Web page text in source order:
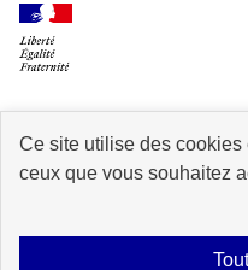
Ce site utilise des
ceux que vous souhaitez
info.gouv.fr service-